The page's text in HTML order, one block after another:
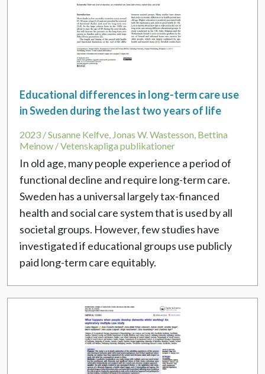
Educational differences in long-term care use
in Sweden during the last two years of life
2023 / Susanne Kelfve, Jonas W. Wastesson, Bettina
Meinow / Vetenskapliga publikationer
In old age, many people experience a period of
functional decline and require long-term care.
Sweden has a universal largely tax-financed
health and social care system that is used by all
societal groups. However, few studies have
investigated if educational groups use publicly
paid long-term care equitably.